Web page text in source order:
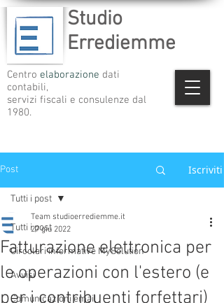
Studio
Errediemme
Centro elaborazione dati
contabili,
servizi fiscali e consulenze dal
1980.
Post Iscriviti
Tutti i post
Circolari informative MySolution
Avvisi
Comunicazioni email
Tutti i post
Fatturazione elettronica per
le operazioni con l'estero (e
per i contribuenti forfettari)
Team studioerrediemme.it
27 giu 2022